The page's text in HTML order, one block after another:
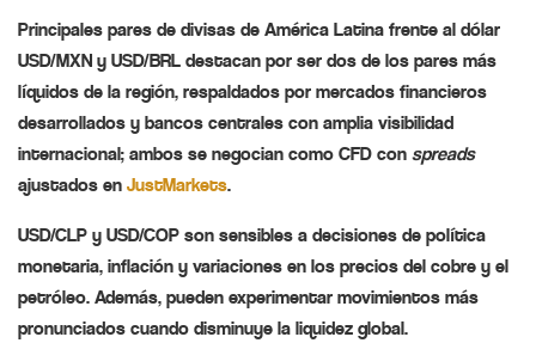
Principales pares de divisas de América Latina frente al dólar
USD/MXN y USD/BRL destacan por ser dos de los pares más
líquidos de la región, respaldados por mercados financieros
desarrollados y bancos centrales con amplia visibilidad
internacional; ambos se negocian como CFD con spreads
ajustados en JustMarkets.
USD/CLP y USD/COP son sensibles a decisiones de política
monetaria, inflación y variaciones en los precios del cobre y el
petróleo. Además, pueden experimentar movimientos más
pronunciados cuando disminuye la liquidez global.